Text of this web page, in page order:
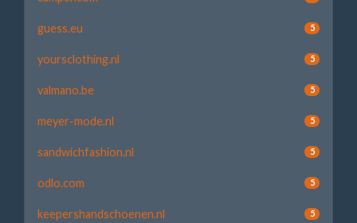
guess.eu 5
yoursclothing.nl 5
valmano.be 5
meyer-mode.nl 5
sandwichfashion.nl 5
odlo.com 5
keepershandschoenen.nl 5